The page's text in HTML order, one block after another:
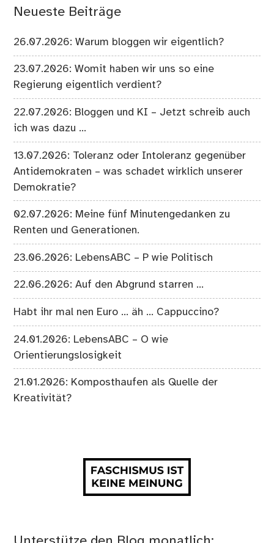
Neueste Beiträge
26.07.2026: Warum bloggen wir eigentlich?
23.07.2026: Womit haben wir uns so eine
Regierung eigentlich verdient?
22.07.2026: Bloggen und KI – Jetzt schreib auch
ich was dazu …
13.07.2026: Toleranz oder Intoleranz gegenüber
Antidemokraten – was schadet wirklich unserer
Demokratie?
02.07.2026: Meine fünf Minutengedanken zu
Renten und Generationen.
23.06.2026: LebensABC – P wie Politisch
22.06.2026: Auf den Abgrund starren …
Habt ihr mal nen Euro … äh … Cappuccino?
24.01.2026: LebensABC – O wie
Orientierungslosigkeit
21.01.2026: Komposthaufen als Quelle der
Kreativität?